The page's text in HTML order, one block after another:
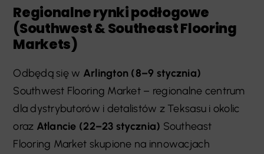
Regionalne rynki podłogowe
(Southwest & Southeast Flooring
Markets)
Odbędą się w Arlington (8–9 stycznia)
Southwest Flooring Market – regionalne centrum
dla dystrybutorów i detalistów z Teksasu i okolic
oraz Atlancie (22–23 stycznia) Southeast
Flooring Market skupione na innowacjach